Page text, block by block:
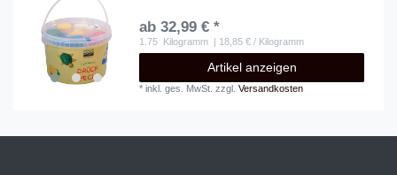
ab 32,99 € *
1.75 Kilogramm | 18,85 € / Kilogramm
Artikel anzeigen
*inkl. ges. MwSt. zzgl.Versandkosten